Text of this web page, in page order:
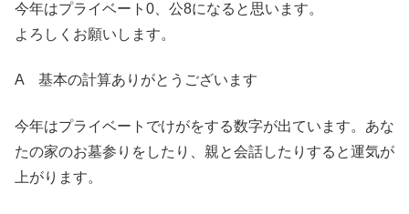
今年はプライベート0、公8になると思います。
よろしくお願いします。
A 基本の計算ありがとうございます
今年はプライベートでけがをする数字が出ています。あな
たの家のお墓参りをしたり、親と会話したりすると運気が
上がります。